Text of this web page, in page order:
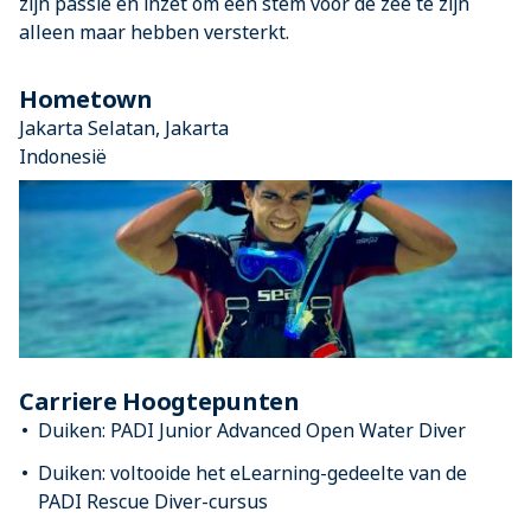
alleen maar hebben versterkt.
Hometown
Jakarta Selatan, Jakarta
Indonesië
Carriere Hoogtepunten
Duiken: PADI Junior Advanced Open Water Diver
Duiken: voltooide het eLearning-gedeelte van de
PADI Rescue Diver-cursus